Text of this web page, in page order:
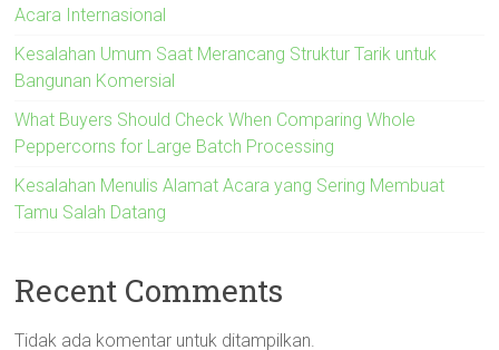
Acara Internasional
Kesalahan Umum Saat Merancang Struktur Tarik untuk
Bangunan Komersial
What Buyers Should Check When Comparing Whole
Peppercorns for Large Batch Processing
Kesalahan Menulis Alamat Acara yang Sering Membuat
Tamu Salah Datang
Recent Comments
Tidak ada komentar untuk ditampilkan.